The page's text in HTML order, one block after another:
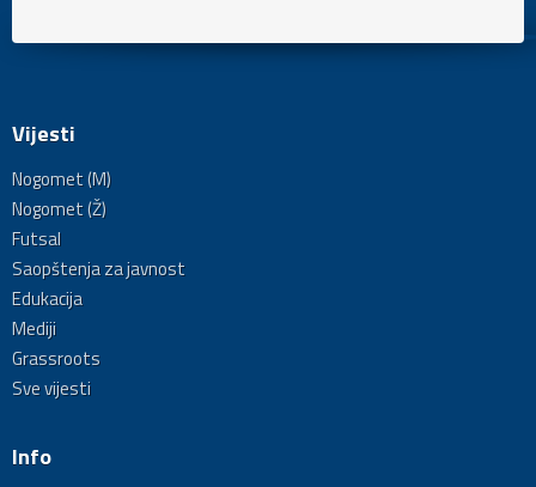
Vijesti
Nogomet (M)
Nogomet (Ž)
Futsal
Saopštenja za javnost
Edukacija
Mediji
Grassroots
Sve vijesti
Info